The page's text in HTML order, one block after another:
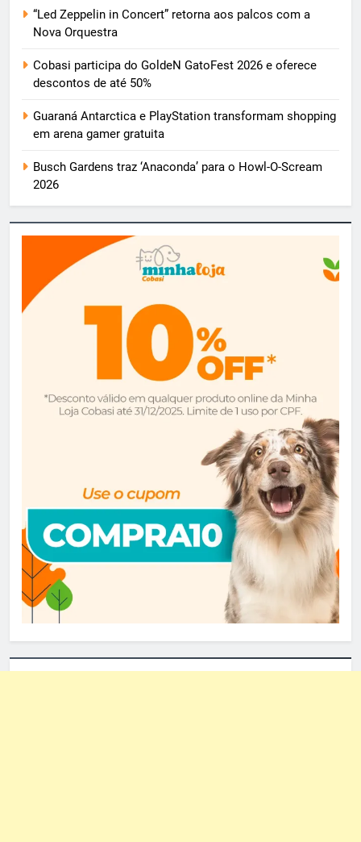
“Led Zeppelin in Concert” retorna aos palcos com a
Nova Orquestra
Cobasi participa do GoldeN GatoFest 2026 e oferece
descontos de até 50%
Guaraná Antarctica e PlayStation transformam shopping
em arena gamer gratuita
Busch Gardens traz ‘Anaconda’ para o Howl-O-Scream
2026